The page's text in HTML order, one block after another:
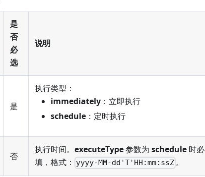
是
否
必
选
说明
是
执行类型：
immediately ：立即执行
schedule ：定时执行
否
执行时间。 executeType参数为 schedule 时必
填，格式：
yyyy-MM-dd'T'HH:mm:ssZ 。